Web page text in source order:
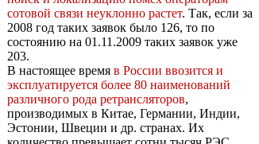
сотовой связи неуклонно растет. Так, если за
2008 год таких заявок было 126, то по
состоянию на 01.11.2009 таких заявок уже
203.
В настоящее время в России ввозится и
эксплуатируется более 80 наименований
различного рода ретрансляторов,
производимых в Китае, Германии, Индии,
Эстонии, Швеции и др. странах. Их